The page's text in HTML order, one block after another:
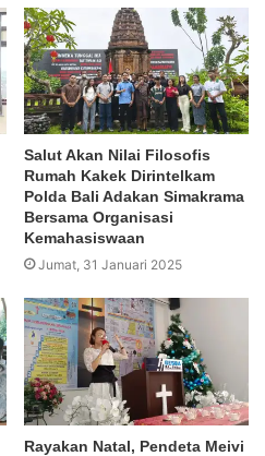
Salut Akan Nilai Filosofis
Rumah Kakek Dirintelkam
Polda Bali Adakan Simakrama
Bersama Organisasi
Kemahasiswaan
Jumat, 31 Januari 2025
Rayakan Natal, Pendeta Meivi